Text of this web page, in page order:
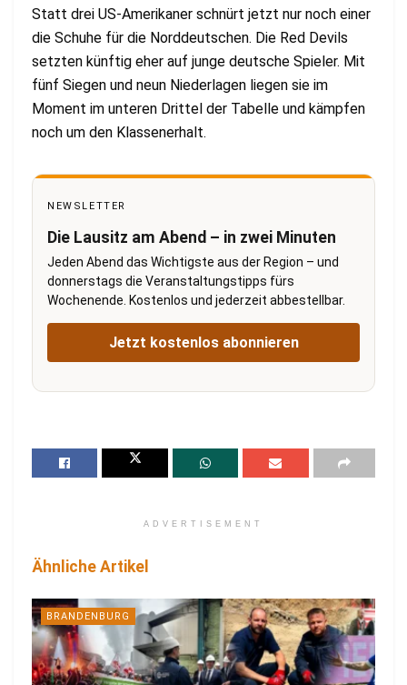
Statt drei US-Amerikaner schnürt jetzt nur noch einer
die Schuhe für die Norddeutschen. Die Red Devils
setzten künftig eher auf junge deutsche Spieler. Mit
fünf Siegen und neun Niederlagen liegen sie im
Moment im unteren Drittel der Tabelle und kämpfen
noch um den Klassenerhalt.
NEWSLETTER
Die Lausitz am Abend – in zwei Minuten
Jeden Abend das Wichtigste aus der Region – und
donnerstags die Veranstaltungstipps fürs
Wochenende. Kostenlos und jederzeit abbestellbar.
Jetzt kostenlos abonnieren
ADVERTISEMENT
Ähnliche Artikel
BRANDENBURG